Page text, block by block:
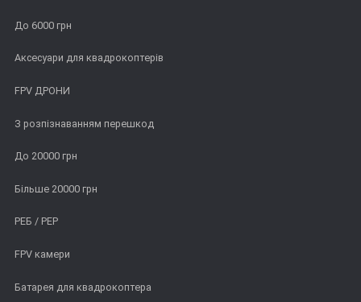
До 6000 грн
Аксесуари для квадрокоптерів
FPV ДРОНИ
З розпізнаванням перешкод
До 20000 грн
Більше 20000 грн
РЕБ / РЕР
FPV камери
Батарея для квадрокоптера